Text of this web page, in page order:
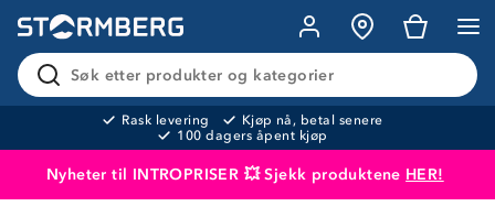
Søk etter produkter og kategorier
Rask levering
Kjøp nå, betal senere
100 dagers åpent kjøp
Nyheter til INTROPRISER 💥 Sjekk produktene HER!